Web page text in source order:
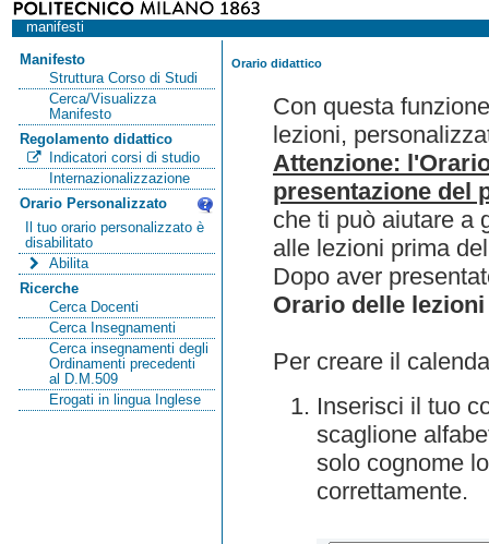
manifesti
Manifesto
Struttura Corso di Studi
Cerca/Visualizza
Manifesto
Regolamento didattico
Indicatori corsi di studio
Internazionalizzazione
Orario Personalizzato
Il tuo orario personalizzato è
disabilitato
Abilita
Ricerche
Cerca Docenti
Cerca Insegnamenti
Cerca insegnamenti degli
Ordinamenti precedenti
al D.M.509
Erogati in lingua Inglese
Orario didattico
Con questa
lezioni,
Attenzione:
presentazione del
che ti può aiutare a
alle lezioni prima
Dopo aver
Orario delle lezioni
Per creare il
Inserisci il tuo
scaglione
solo cognome
correttamente.